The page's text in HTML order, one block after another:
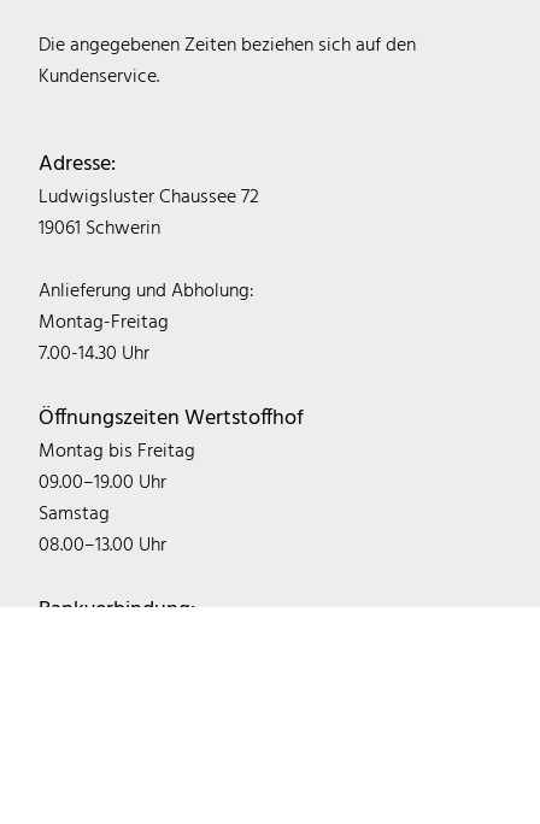
Die angegebenen Zeiten beziehen sich auf den
Kundenservice.
Adresse:
Ludwigsluster Chaussee 72
19061 Schwerin
Anlieferung und Abholung:
Montag-Freitag
7.00-14.30 Uhr
Öffnungszeiten Wertstoffhof
Montag bis Freitag
09.00–19.00 Uhr
Samstag
08.00–13.00 Uhr
Bankverbindung: